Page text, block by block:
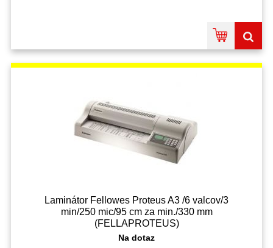
Laminátor Fellowes Proteus A3 /6 valcov/3
min/250 mic/95 cm za min./330 mm
(FELLAPROTEUS)
Na dotaz